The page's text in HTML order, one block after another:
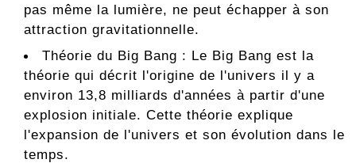
pas même la lumière, ne peut échapper à son
attraction gravitationnelle.
Théorie du Big Bang : Le Big Bang est la
théorie qui décrit l'origine de l'univers il y a
environ 13,8 milliards d'années à partir d'une
explosion initiale. Cette théorie explique
l'expansion de l'univers et son évolution dans le
temps.